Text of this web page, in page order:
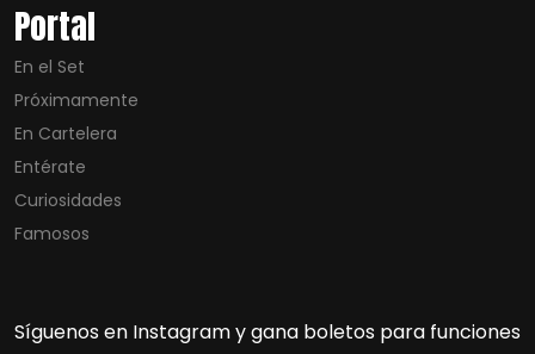
Portal
En el Set
Próximamente
En Cartelera
Entérate
Curiosidades
Famosos
Síguenos en Instagram y gana boletos para funciones